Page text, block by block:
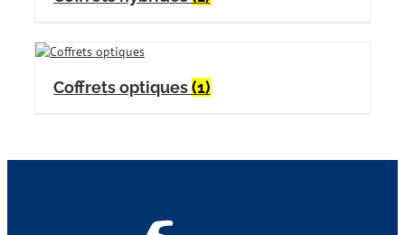
Coffrets optiques(1)